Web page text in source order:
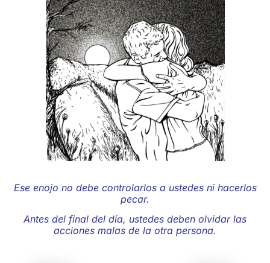
Ese enojo no debe controlarlos a ustedes ni hacerlos
pecar.
Antes del final del día, ustedes deben olvidar las
acciones malas de la otra persona.